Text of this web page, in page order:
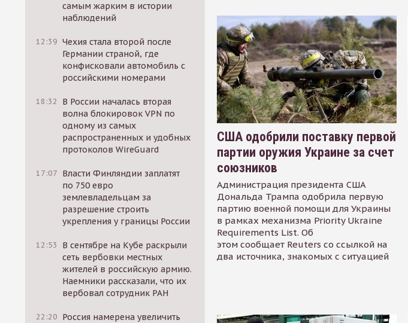
самым жарким в истории
наблюдений
12:39 Чехия стала второй после
Германии страной, где
конфисковали автомобиль с
российскими номерами
18:32
В России началась вторая
волна блокировок VPN по
одному из самых
распространенных и удобных
протоколов WireGuard
17:07 Власти Финляндии заплатят
по 750 евро
землевладельцам за
разрешение строить
укрепления у границы России
12:53
В сентябре на Кубе раскрыли
сеть вербовки местных
жителей в российскую армию.
Наемники рассказали, что их
вербовал сотрудник РАН
22:20 Россия намерена увеличить
США одобрили поставку первой
партии оружия Украине за счет
союзников
Администрация президента США
Дональда Трампа одобрила первую
партию военной помощи для Украины
в рамках механизма Priority Ukraine
Requirements List. Об
этом сообщает Reuters со ссылкой на
два источника, знакомых с ситуацией